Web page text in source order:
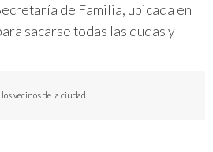
de Familia, ubicada en
sacarse todas las dudas y
vecinos de la ciudad